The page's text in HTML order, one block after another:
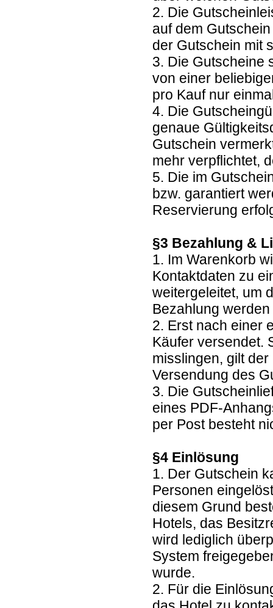
2. Die
auf dem
der Gutschein mit
3. Die Gutscheine
von einer
pro Kauf nur
4. Die
genaue
Gutschein
mehr verpflichtet,
5. Die im
bzw. garantiert
Reservierung
§3 Bezahlung &
1. Im Warenkorb
Kontaktdaten zu
weitergeleitet, um
Bezahlung
2. Erst nach einer
Käufer versendet.
misslingen, gilt
Versendung des
3. Die
eines PDF-
per Post besteht
§4 Einlösung
1. Der Gutschein
Personen
diesem Grund
Hotels, das
wird lediglich
System
wurde.
2. Für die